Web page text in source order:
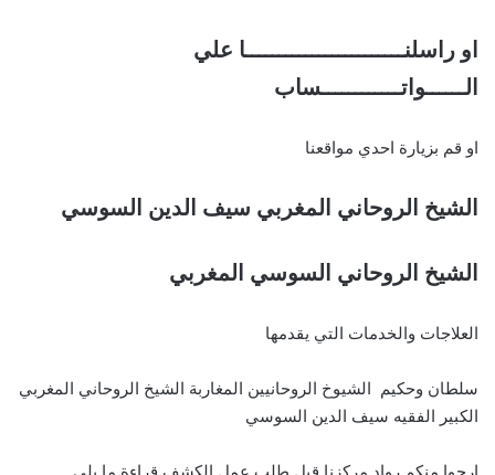
او راسلنــــــــــــــــــــــــا علي
الــــــواتــــــــــــساب
او قم بزيارة احدي مواقعنا
الشيخ الروحاني المغربي سيف الدين السوسي
الشيخ الروحاني السوسي المغربي
العلاجات والخدمات التي يقدمها
سلطان وحكيم الشيوخ الروحانيين المغاربة الشيخ الروحاني المغربي
الكبير الفقيه سيف الدين السوسي